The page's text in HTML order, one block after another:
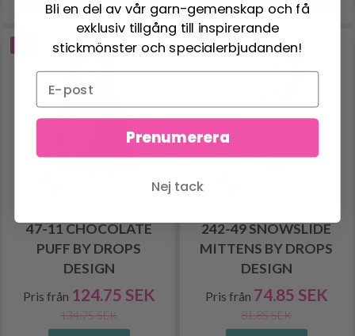
47-11 CHOCOLATE
PUFF BY DROPS
DESIGN
Pris från 124.75 SEK
134.75 SEK
-8%
242-49 SNOWSLIDE
MITTENS BY DROPS
DESIGN
Pris från 74.85 SEK
81.85 SEK
Bli en del av vår garn-gemenskap och få
exklusiv tillgång till inspirerande
stickmönster och specialerbjudanden!
Prenumerera
Nej tack